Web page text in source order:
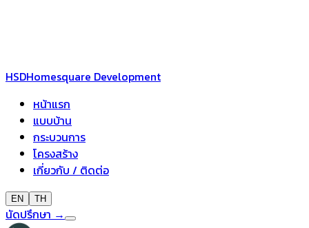
HSDHomesquare Development
หน้าแรก
แบบบ้าน
กระบวนการ
โครงสร้าง
เกี่ยวกับ / ติดต่อ
EN TH
นัดปรึกษา →